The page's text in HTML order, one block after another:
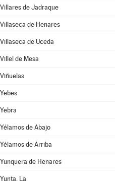
Villares de Jadraque
Villaseca de Henares
Villaseca de Uceda
Villel de Mesa
Viñuelas
Yebes
Yebra
Yélamos de Abajo
Yélamos de Arriba
Yunquera de Henares
Yunta, La